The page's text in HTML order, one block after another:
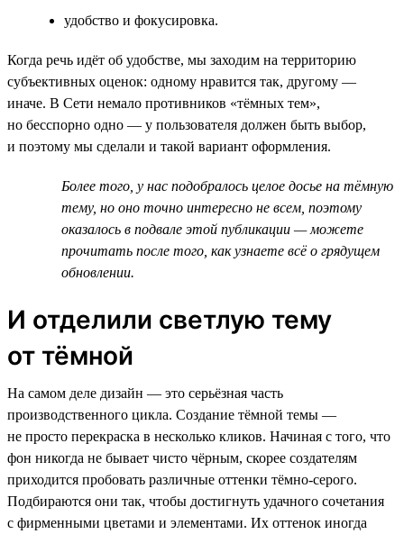
удобство и фокусировка.
Когда речь идёт об удобстве, мы заходим на территорию
субъективных оценок: одному нравится так, другому —
иначе. В Сети немало противников «тёмных тем»,
но бесспорно одно — у пользователя должен быть выбор,
и поэтому мы сделали и такой вариант оформления.
Более того, у нас подобралось целое досье на тёмную
тему, но оно точно интересно не всем, поэтому
оказалось в подвале этой публикации — можете
прочитать после того, как узнаете всё о грядущем
обновлении.
И отделили светлую тему
от тёмной
На самом деле дизайн — это серьёзная часть
производственного цикла. Создание тёмной темы —
не просто перекраска в несколько кликов. Начиная с того, что
фон никогда не бывает чисто чёрным, скорее создателям
приходится пробовать различные оттенки тёмно-серого.
Подбираются они так, чтобы достигнуть удачного сочетания
с фирменными цветами и элементами. Их оттенок иногда